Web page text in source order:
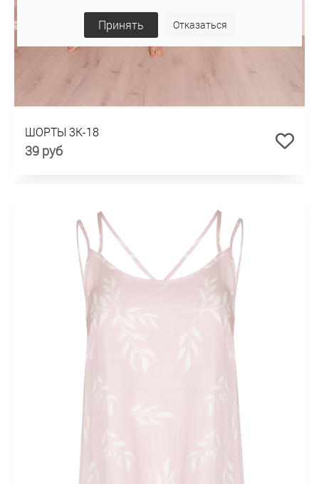
ШОРТЫ 3К-18
39 руб
Принять Отказаться